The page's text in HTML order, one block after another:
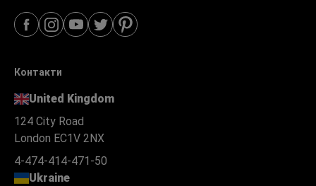
Контакти
United Kingdom
124 City Road
London EC1V 2NX
4-474-414-471-50
Ukraine